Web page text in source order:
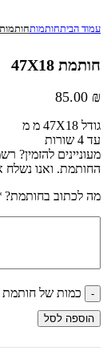
עמוד הביתחותמות
חותמת 47X18
85.00 ₪
גודל 47X18 מ מ
עד 4 שורות
מעוניינים
החותמת. ואנו נשלח
מה לכתוב בחותמת?
כמות של חותמת 47X18
הוספה לסל